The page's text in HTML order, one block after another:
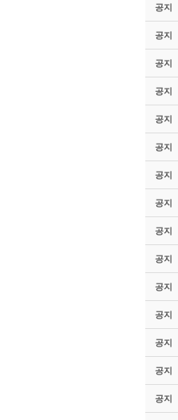
공지
공지
공지
공지
공지
공지
공지
공지
공지
공지
공지
공지
공지
공지
공지